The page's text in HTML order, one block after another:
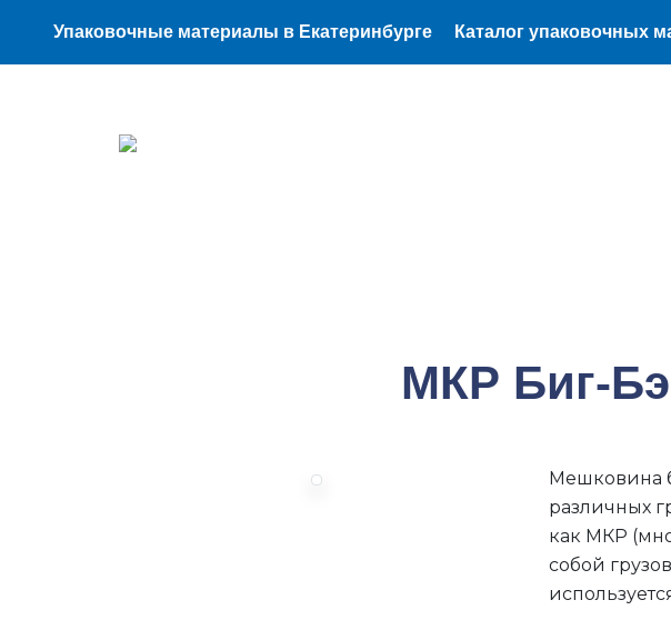
Упаковочные материалы в Екатеринбурге Каталог упаковочных
МКР Биг-
Мешковина
различных
как МКР
собой